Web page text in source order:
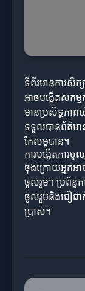
ទីពីរមានការសិក្
អាចបង្កើតសកម្ម
មានប្រសិទ្ធភាពយ៉
ទទួលបានព័ត៌ម
កែលម្អបាន។
ការបង្កើតការ
ចុងក្រោយអ្នកអា
ចូលរួម។ ប្រព័ន្ធ
ចូលរួមនិងជឿជា
ប្រាស់។